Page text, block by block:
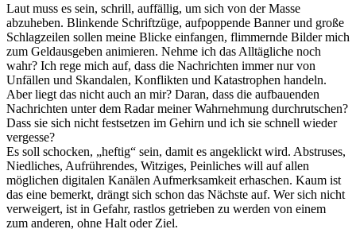
Laut muss es sein, schrill, auffällig, um sich von der Masse
abzuheben. Blinkende Schriftzüge, aufpoppende Banner und große
Schlagzeilen sollen meine Blicke einfangen, flimmernde Bilder mich
zum Geldausgeben animieren. Nehme ich das Alltägliche noch
wahr? Ich rege mich auf, dass die Nachrichten immer nur von
Unfällen und Skandalen, Konflikten und Katastrophen handeln.
Aber liegt das nicht auch an mir? Daran, dass die aufbauenden
Nachrichten unter dem Radar meiner Wahrnehmung durchrutschen?
Dass sie sich nicht festsetzen im Gehirn und ich sie schnell wieder
vergesse?
Es soll schocken, „heftig“ sein, damit es angeklickt wird. Abstruses,
Niedliches, Aufrührendes, Witziges, Peinliches will auf allen
möglichen digitalen Kanälen Aufmerksamkeit erhaschen. Kaum ist
das eine bemerkt, drängt sich schon das Nächste auf. Wer sich nicht
verweigert, ist in Gefahr, rastlos getrieben zu werden von einem
zum anderen, ohne Halt oder Ziel.